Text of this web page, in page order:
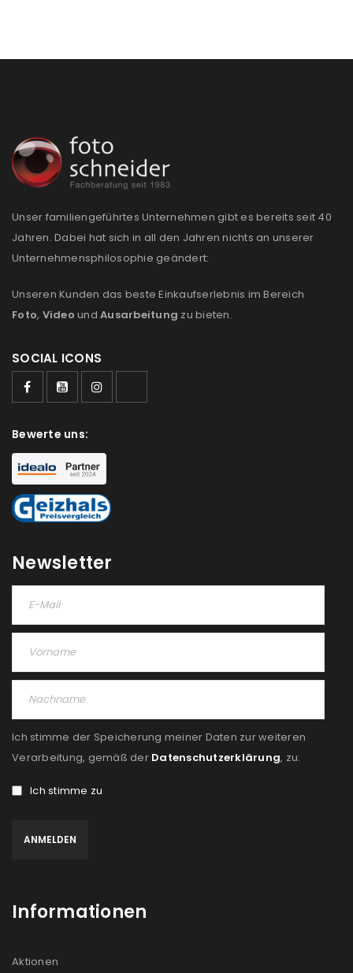
Unser familiengeführtes Unternehmen gibt es bereits seit 40
Jahren. Dabei hat sich in all den Jahren nichts an unserer
Unternehmensphilosophie geändert:
Unseren Kunden das beste Einkaufserlebnis im Bereich
Foto, Video und Ausarbeitung zu bieten.
SOCIAL ICONS
Bewerte uns:
Newsletter
Ich stimme der Speicherung meiner Daten zur weiteren
Verarbeitung, gemäß der Datenschutzerklärung, zu:
Ich stimme zu
Informationen
Aktionen